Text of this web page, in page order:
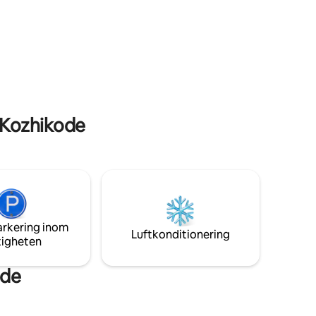
sig en nominell avgift.
inom
Luftkonditionering